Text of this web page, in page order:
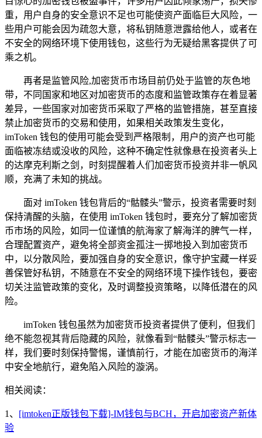
重，用户自身的安全意识不足也可能使资产面临巨大风险，一
些用户可能会因为疏忽大意，将私钥随意泄露给他人，或者在
不安全的网络环境下使用钱包，这些行为无疑给黑客提供了可
乘之机。
再者是监管风险,加密货币市场目前仍处于监管的灰色地
带，不同国家和地区对加密货币的态度和监管政策存在着显著
差异，一些国家对加密货币采取了严格的监管措施，甚至直接
禁止加密货币的交易和使用，如果相关政策发生变化，
imToken 钱包的使用可能会受到严格限制，用户的资产也可能
面临被冻结或没收的风险，这种不确定性就像悬在投资者头上
的达摩克利斯之剑，时刻提醒着人们加密货币投资并非一帆风
顺，充满了未知的挑战。
面对 imToken 钱包背后的“骷髅头”警示，投资者需要时刻
保持清醒的头脑，在使用 imToken 钱包时，要充分了解加密货
币市场的风险，如同一位谨慎的航海家了解海洋的脾气一样，
合理配置资产，避免将全部资金孤注一掷地投入到加密货币
中，以分散风险，要加强自身的安全意识，像守护宝藏一样妥
善保管好私钥，不随意在不安全的网络环境下操作钱包，要密
切关注监管政策的变化，及时调整投资策略，以降低潜在的风
险。
imToken 钱包虽然为加密货币投资者提供了便利，但我们
绝不能忽视其背后隐藏的风险，就像看到“骷髅头”警示标志一
样，我们要时刻保持警惕，谨慎前行，才能在加密货币的海洋
中安全地航行，避免陷入风险的漩涡。
相关阅读：
1、 [imtoken正版钱包下载]-IM钱包与BCH，开启加密资产新体
验